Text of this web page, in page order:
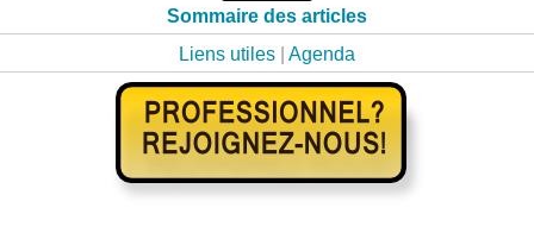
Sommaire des articles
Liens utiles
Agenda